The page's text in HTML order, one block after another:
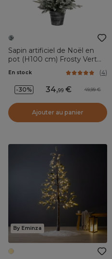
Sapin artificiel de Noël en
pot (H100 cm) Frosty Vert
En stock (4)
-30% 34,99 49,99
Ajouter au panier
By Eminza